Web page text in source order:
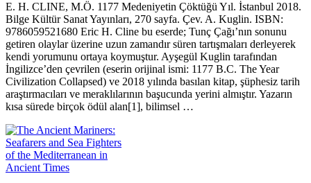
E. H. CLINE, M.Ö. 1177 Medeniyetin Çöktüğü Yıl. İstanbul 2018.
Bilge Kültür Sanat Yayınları, 270 sayfa. Çev. A. Kuglin. ISBN:
9786059521680 Eric H. Cline bu eserde; Tunç Çağı’nın sonunu
getiren olaylar üzerine uzun zamandır süren tartışmaları derleyerek
kendi yorumunu ortaya koymuştur. Ayşegül Kuglin tarafından
İngilizce’den çevrilen (eserin orijinal ismi: 1177 B.C. The Year
Civilization Collapsed) ve 2018 yılında basılan kitap, şüphesiz tarih
araştırmacıları ve meraklılarının başucunda yerini almıştır. Yazarın
kısa sürede birçok ödül alan[1], bilimsel …